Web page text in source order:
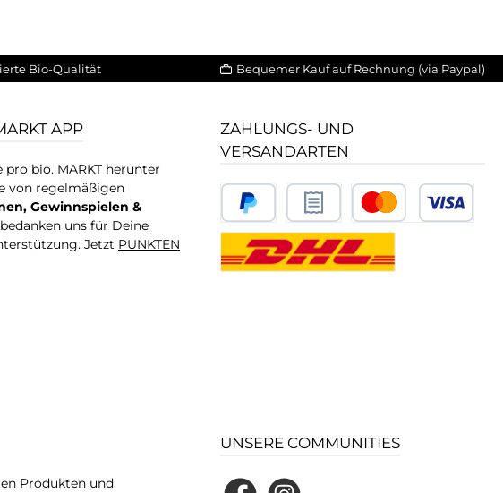
Bio-Qualität Bequemer Kauf auf Rechnung (via Paypal)
APP
pro bio. MARKT herunter
von regelmäßigen
Gewinnspielen &
uns für Deine
Jetzt PUNKTEN
ZAHLUNGS- UND
VERSANDARTEN
Produkten und
UNSERE COMMUNITIES